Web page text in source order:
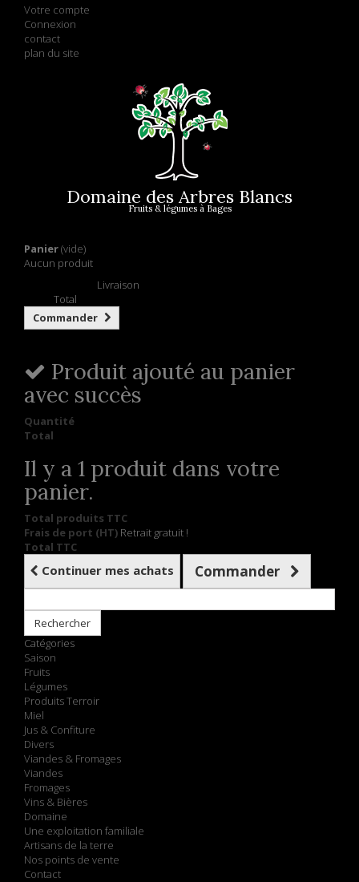
Votre compte
Connexion
contact
plan du site
Domaine des Arbres Blancs
Fruits & légumes à Bages
Panier(vide)
Aucun produit
Livraison
Total
Commander
Produit ajouté au panier
avec succès
Quantité
Total
Il y a 1 produit dans votre
panier.
Total produits TTC
Frais de port (HT) Retrait gratuit !
Total TTC
Continuer mes achats Commander
Rechercher
Catégories
Saison
Fruits
Légumes
Produits Terroir
Miel
Jus & Confiture
Divers
Viandes & Fromages
Viandes
Fromages
Vins & Bières
Domaine
Une exploitation familiale
Artisans de la terre
Nos points de vente
Contact